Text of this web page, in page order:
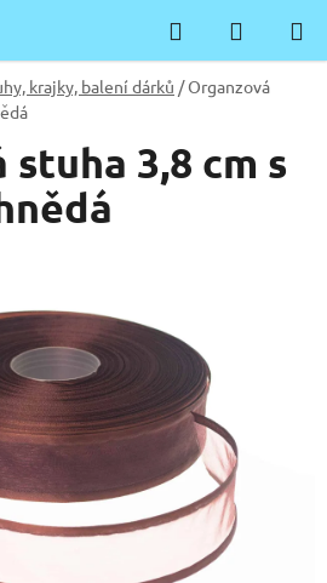
Hledat
KOŠÍK
krajky, balení dárků /Organzová
3,8 cm s